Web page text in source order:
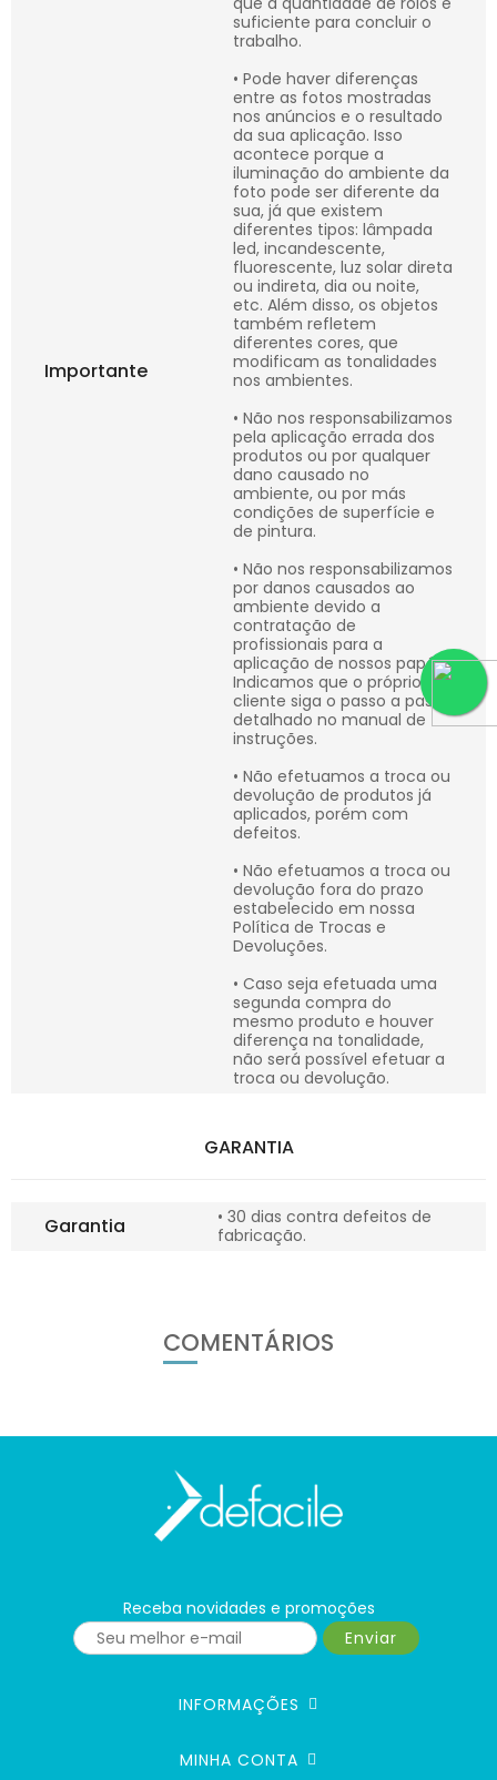
Importante
suficiente para concluir o
trabalho.
• Pode haver diferenças
entre as fotos mostradas
nos anúncios e o resultado
da sua aplicação. Isso
acontece porque a
iluminação do ambiente da
foto pode ser diferente da
sua, já que existem
diferentes tipos: lâmpada
led, incandescente,
fluorescente, luz solar direta
ou indireta, dia ou noite,
etc. Além disso, os objetos
também refletem
diferentes cores, que
modificam as tonalidades
nos ambientes.
• Não nos responsabilizamos
pela aplicação errada dos
produtos ou por qualquer
dano causado no
ambiente, ou por más
condições de superfície e
de pintura.
• Não nos responsabilizamos
por danos causados ao
ambiente devido a
contratação de
profissionais para a
aplicação de nossos papéis.
Indicamos que o próprio
cliente siga o passo a passo
detalhado no manual de
instruções.
• Não efetuamos a troca ou
devolução de produtos já
aplicados, porém com
defeitos.
• Não efetuamos a troca ou
devolução fora do prazo
estabelecido em nossa
Política de Trocas e
Devoluções.
• Caso seja efetuada uma
segunda compra do
mesmo produto e houver
diferença na tonalidade,
não será possível efetuar a
troca ou devolução.
GARANTIA
Garantia
• 30 dias contra defeitos de
fabricação.
COMENTÁRIOS
Receba novidades e promoções
Enviar
INFORMAÇÕES
MINHA CONTA